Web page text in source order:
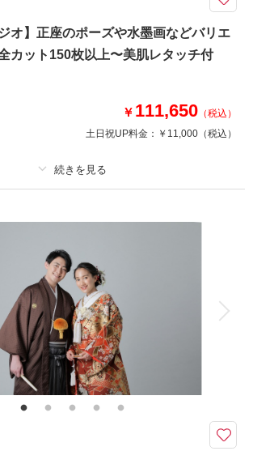
沢プランです。
神戸ハーバーランド（兵庫）
オ】正座のポーズや水墨画などバリエ
カット150枚以上〜美肌レタッチ付
￥ 111,650 （税込）
土日祝UP料金： ￥11,000 （税込）
ヘアメイク
データ 150 カット
会食
家族用衣装レンタル
その他含むもの
/ スタイルアップ美肌レタッチ付き
結婚報告にぴったりの婚礼和装写真
スタジオ。
ろん、石畳や梅の水墨画など、室内だけどいろんなバ